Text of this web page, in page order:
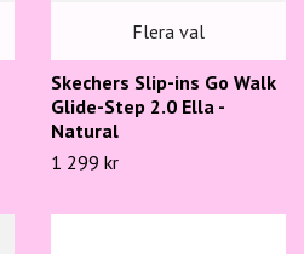
Flera val
Skechers Slip-ins Go Walk
Glide-Step 2.0 Ella -
Natural
1 299 kr